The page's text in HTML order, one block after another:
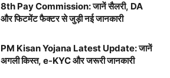
8th Pay Commission: जानें सैलरी, DA
और फिटमेंट फैक्टर से जुड़ी नई जानकारी
PM Kisan Yojana Latest Update: जानें
अगली किस्त, e-KYC और जरूरी जानकारी